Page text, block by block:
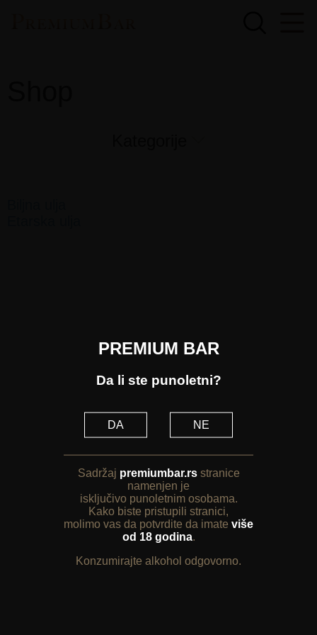
PREMIUM BAR
Da li ste punoletni?
DA NE
Sadržaj premiumbar.rsstranice
namenjen je
isključivo punoletnim osobama.
Kako biste pristupili stranici,
molimo vas da potvrdite da imate više
od 18 godina.
Konzumirajte alkohol odgovorno.